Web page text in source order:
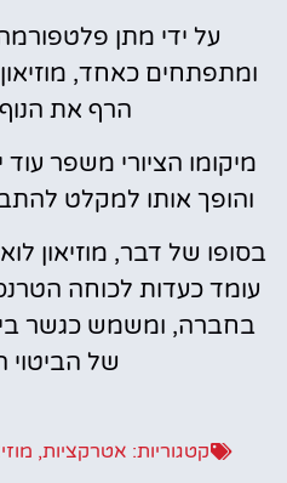
על ידי מתן
ומתפתחים כאחד,
הרף את
מיקומו הציורי משפר
והופך אותו למקלט
בסופו של דבר, מוזיאון
עומד כעדות לכוחה
בחברה, ומשמש כגשר
של הביטוי
קטגוריות: אטרקציות,